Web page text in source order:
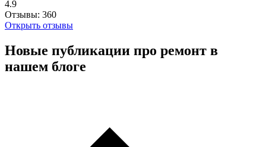
4.9
Отзывы: 360
Открыть отзывы
Новые публикации про ремонт в
нашем блоге